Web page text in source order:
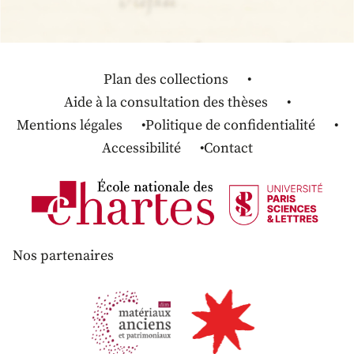
Plan des collections
Aide à la consultation des thèses
Mentions légales
Politique de confidentialité
Accessibilité
Contact
Nos partenaires